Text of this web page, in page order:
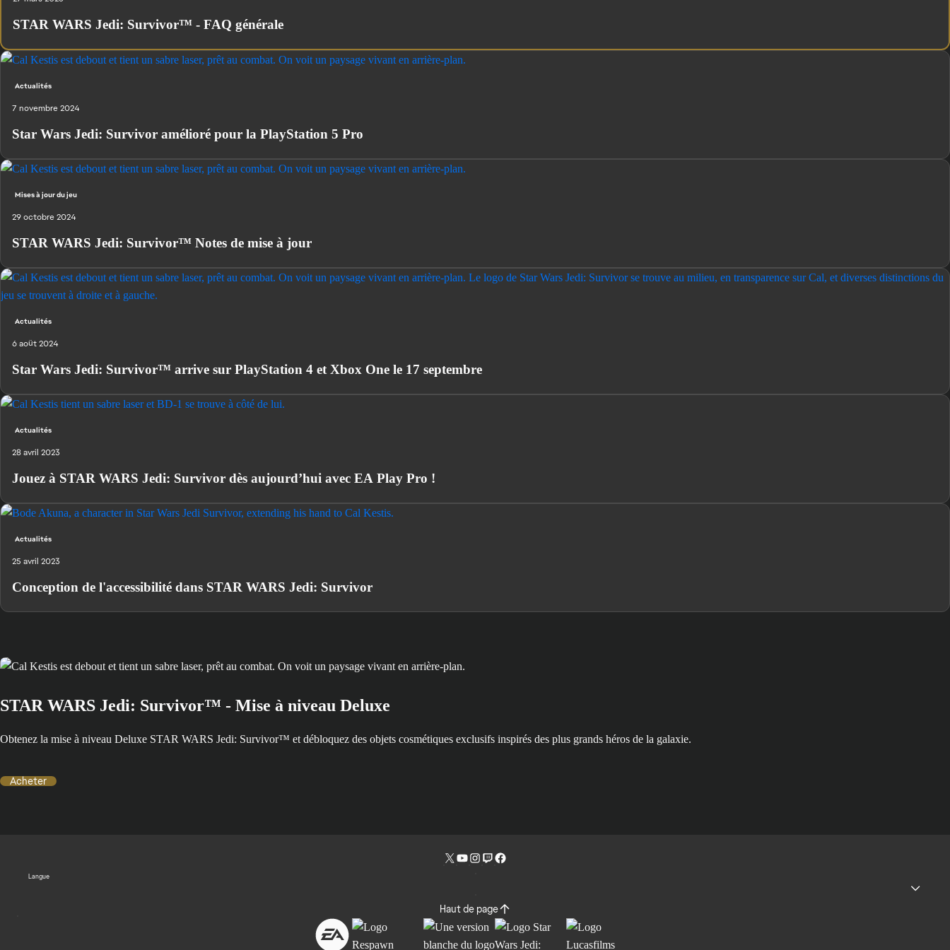
STAR WARS Jedi: Survivor™ - FAQ générale
Actualités
7 novembre 2024
Star Wars Jedi: Survivor amélioré pour la PlayStation 5 Pro
Mises à jour du jeu
29 octobre 2024
STAR WARS Jedi: Survivor™ Notes de mise à jour
Actualités
6 août 2024
Star Wars Jedi: Survivor™ arrive sur PlayStation 4 et Xbox One le 17 septembre
Actualités
28 avril 2023
Jouez à STAR WARS Jedi: Survivor dès aujourd’hui avec EA Play Pro !
Actualités
25 avril 2023
Conception de l'accessibilité dans STAR WARS Jedi: Survivor
STAR WARS Jedi: Survivor™ - Mise à niveau Deluxe
Obtenez la mise à niveau Deluxe STAR WARS Jedi: Survivor™ et débloquez des objets cosmétiques exclusifs inspirés des plus grands héros de la galaxie.
Acheter
Langue
Haut de page